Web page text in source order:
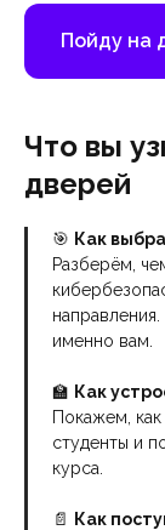
Пойду на
Что вы
дверей
🎯 Как
Разберём,
именно вам.
🏫 Как
Покажем, как
студенты и
курса.
📄 Как